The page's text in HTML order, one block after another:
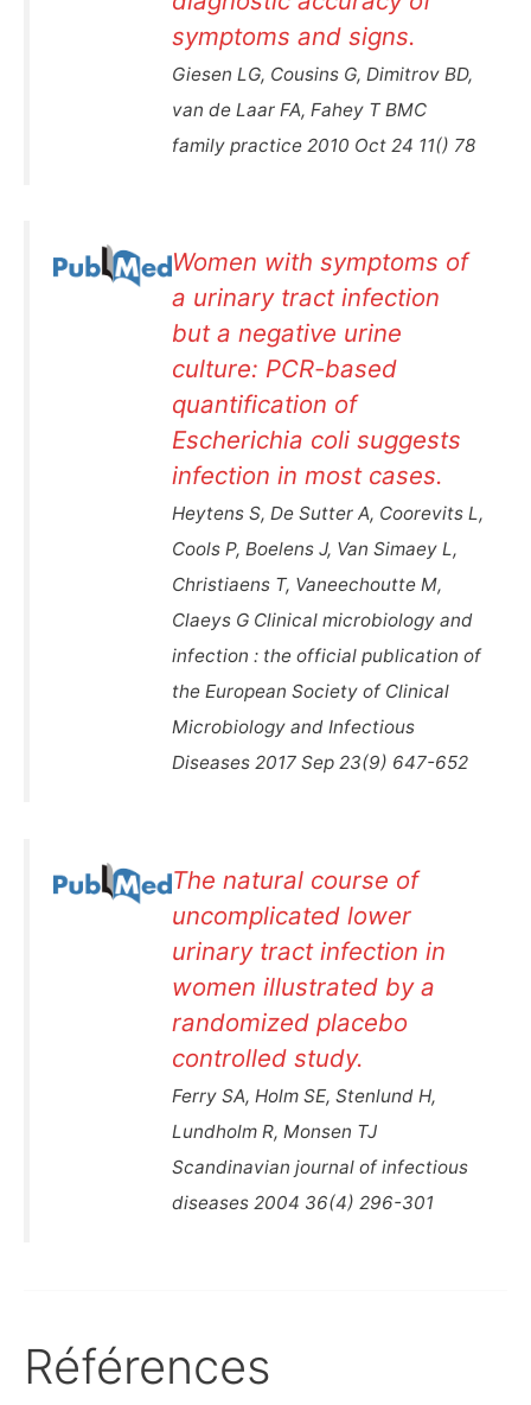
symptoms and signs.
Giesen LG, Cousins G, Dimitrov BD,
van de Laar FA, Fahey T BMC
family practice 2010 Oct 24 11() 78
Women with symptoms of
a urinary tract infection
but a negative urine
culture: PCR-based
quantification of
Escherichia coli suggests
infection in most cases.
Heytens S, De Sutter A, Coorevits L,
Cools P, Boelens J, Van Simaey L,
Christiaens T, Vaneechoutte M,
Claeys G Clinical microbiology and
infection : the official publication of
the European Society of Clinical
Microbiology and Infectious
Diseases 2017 Sep 23(9) 647-652
The natural course of
uncomplicated lower
urinary tract infection in
women illustrated by a
randomized placebo
controlled study.
Ferry SA, Holm SE, Stenlund H,
Lundholm R, Monsen TJ
Scandinavian journal of infectious
diseases 2004 36(4) 296-301
Références